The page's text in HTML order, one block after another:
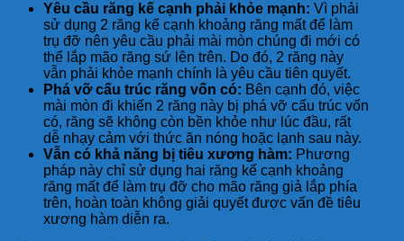
Yêu cầu răng kế cạnh phải khỏe mạnh: Vì phải
sử dụng 2 răng kế cạnh khoảng răng mất để làm
trụ đỡ nên yêu cầu phải mài mòn chúng đi mới có
thể lắp mão răng sứ lên trên. Do đó, 2 răng này
vẫn phải khỏe mạnh chính là yêu cầu tiên quyết.
Phá vỡ cấu trúc răng vốn có: Bên cạnh đó, việc
mài mòn đi khiến 2 răng này bị phá vỡ cấu trúc vốn
có, răng sẽ không còn bền khỏe như lúc đầu, rất
dễ nhạy cảm với thức ăn nóng hoặc lạnh sau này.
Vẫn có khả năng bị tiêu xương hàm: Phương
pháp này chỉ sử dụng hai răng kế cạnh khoảng
răng mất để làm trụ đỡ cho mão răng giả lắp phía
trên, hoàn toàn không giải quyết được vấn đề tiêu
xương hàm diễn ra.